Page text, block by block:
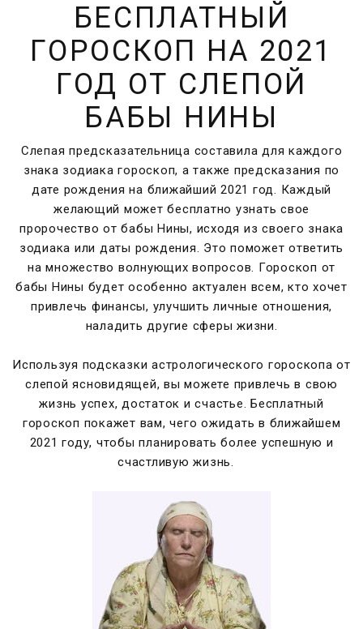
БЕСПЛАТНЫЙ
ГОРОСКОП НА 2021
ГОД ОТ СЛЕПОЙ
БАБЫ НИНЫ
Слепая предсказательница составила для каждого
знака зодиака гороскоп, а также предсказания по
дате рождения на ближайший 2021 год. Каждый
желающий может бесплатно узнать свое
пророчество от бабы Нины, исходя из своего знака
зодиака или даты рождения. Это поможет ответить
на множество волнующих вопросов. Гороскоп от
бабы Нины будет особенно актуален всем, кто хочет
привлечь финансы, улучшить личные отношения,
наладить другие сферы жизни.
Используя подсказки астрологического гороскопа от
слепой ясновидящей, вы можете привлечь в свою
жизнь успех, достаток и счастье. Бесплатный
гороскоп покажет вам, чего ожидать в ближайшем
2021 году, чтобы планировать более успешную и
счастливую жизнь.